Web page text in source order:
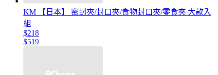
KM 【日本】 密封夾/封口夾/食物封口夾/零食夾 大款入
組
$218
$519